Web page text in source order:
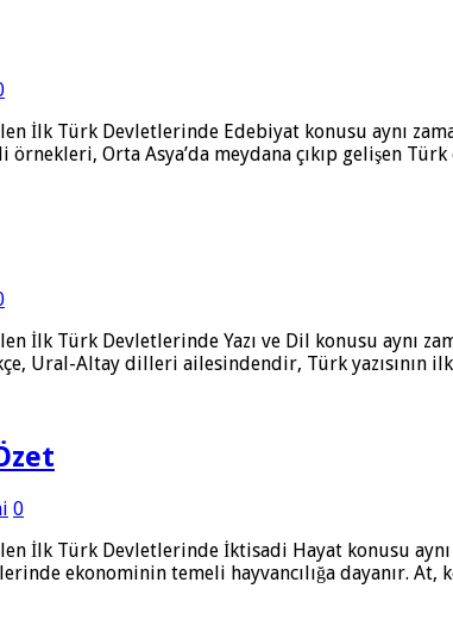
İlk Türk Devletlerinde Edebiyat konusu aynı
Orta Asya’da meydana çıkıp gelişen
İlk Türk Devletlerinde Yazı ve Dil konusu aynı
Ural-Altay dilleri ailesindendir, Türk yazısının
0
İlk Türk Devletlerinde İktisadi Hayat konusu
ekonominin temeli hayvancılığa dayanır. At,